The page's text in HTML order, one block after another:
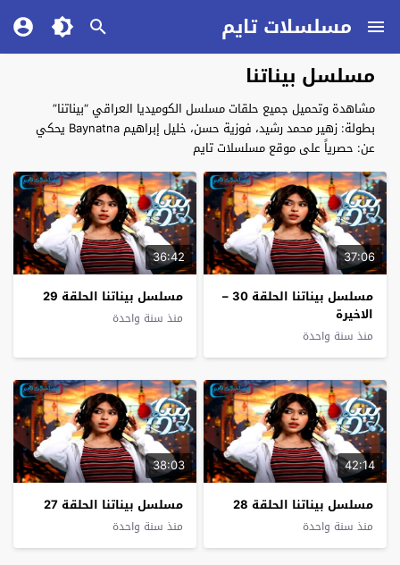
مسلسلات تايم
مسلسل بيناتنا
مشاهدة وتحميل جميع حلقات مسلسل الكوميديا العراقي “بيناتنا”
بطولة: زهير محمد رشيد، فوزية حسن، خليل إبراهيم Baynatna يحكي
عن: حصرياً على موقع مسلسلات تايم
37:06
مسلسل بيناتنا الحلقة 30 –
الاخيرة
منذ سنة واحدة
36:42
مسلسل بيناتنا الحلقة 29
منذ سنة واحدة
42:14
مسلسل بيناتنا الحلقة 28
منذ سنة واحدة
38:03
مسلسل بيناتنا الحلقة 27
منذ سنة واحدة